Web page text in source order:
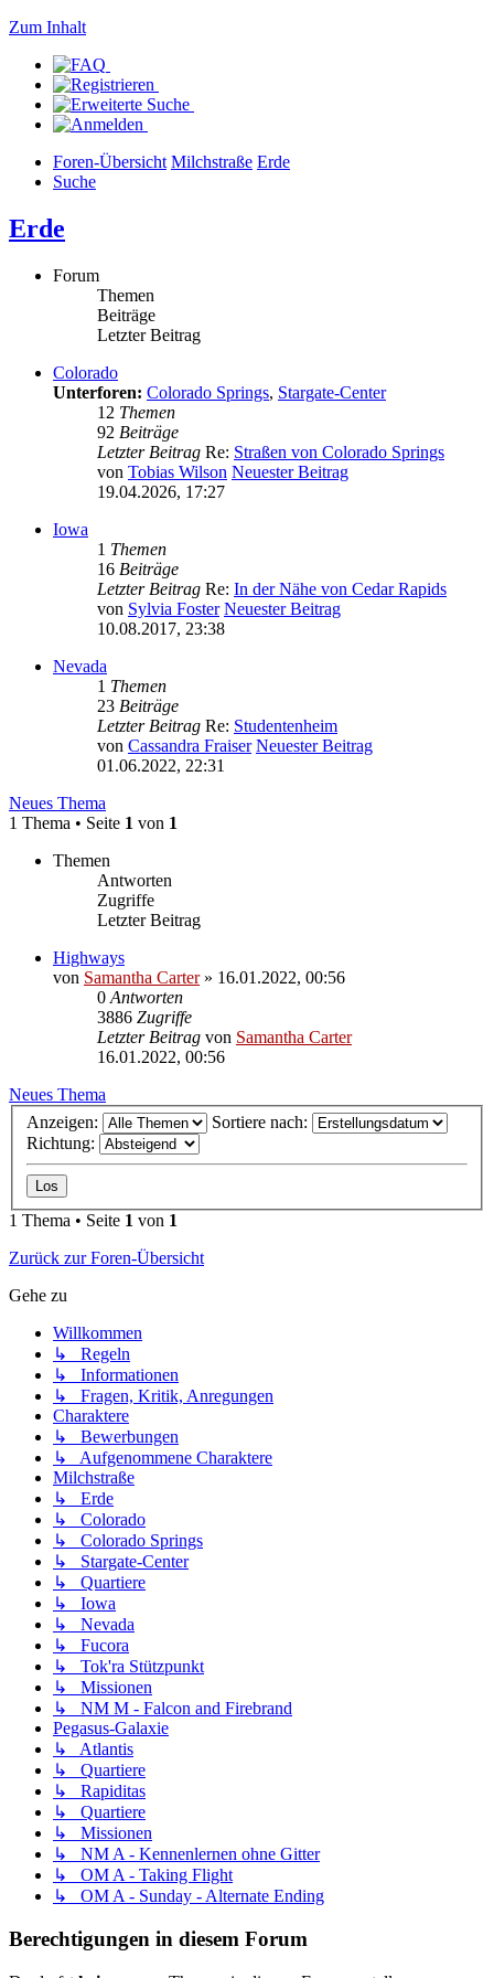
Zum Inhalt
Foren-Übersicht Milchstraße Erde
Suche
Erde
Forum
Themen
Beiträge
Letzter Beitrag
Colorado
Unterforen: Colorado Springs, Stargate-Center
12 Themen
92 Beiträge
Letzter Beitrag Re: Straßen von Colorado Springs
von Tobias Wilson Neuester Beitrag
19.04.2026, 17:27
Iowa
1 Themen
16 Beiträge
Letzter Beitrag Re: In der Nähe von Cedar Rapids
von Sylvia Foster Neuester Beitrag
10.08.2017, 23:38
Nevada
1 Themen
23 Beiträge
Letzter Beitrag Re: Studentenheim
von Cassandra Fraiser Neuester Beitrag
01.06.2022, 22:31
Neues Thema
1 Thema • Seite 1 von 1
Themen
Antworten
Zugriffe
Letzter Beitrag
Highways
von Samantha Carter» 16.01.2022, 00:56
0 Antworten
3886 Zugriffe
Letzter Beitrag von Samantha Carter
16.01.2022, 00:56
Neues Thema
Anzeigen:
Sortiere nach:
Richtung:
1 Thema • Seite 1 von 1
Zurück zur Foren-Übersicht
Gehe zu
Willkommen
↳ Regeln
↳ Informationen
↳ Fragen, Kritik, Anregungen
Charaktere
↳ Bewerbungen
↳ Aufgenommene Charaktere
Milchstraße
↳ Erde
↳ Colorado
↳ Colorado Springs
↳ Stargate-Center
↳ Quartiere
↳ Iowa
↳ Nevada
↳ Fucora
↳ Tok'ra Stützpunkt
↳ Missionen
↳ NM M - Falcon and Firebrand
Pegasus-Galaxie
↳ Atlantis
↳ Quartiere
↳ Rapiditas
↳ Quartiere
↳ Missionen
↳ NM A - Kennenlernen ohne Gitter
↳ OM A - Taking Flight
↳ OM A - Sunday - Alternate Ending
Berechtigungen in diesem Forum